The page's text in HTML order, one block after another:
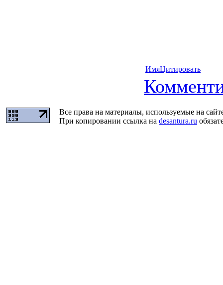
ИмяЦитировать
Все права на материалы, используемые на
При копировании ссылка на desantura.ru